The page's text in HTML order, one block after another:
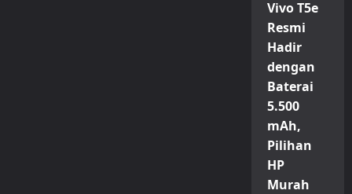
Vivo T5e
Resmi
Hadir
dengan
Baterai
5.500
mAh,
Pilihan
HP
Murah